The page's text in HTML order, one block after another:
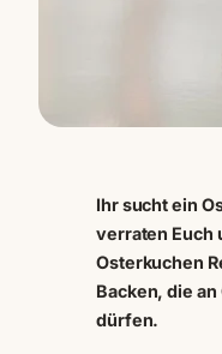
Ihr sucht ein
verraten Euch
Osterkuchen
Backen, die
dürfen.